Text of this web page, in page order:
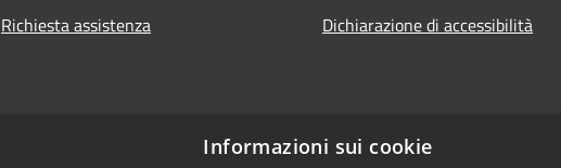
Richiesta assistenza
Dichiarazione di accessibilità
Informazioni sui cookie